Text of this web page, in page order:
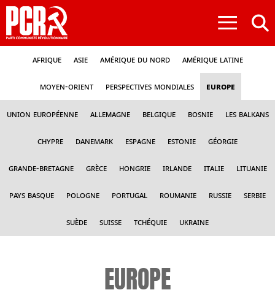
≡
Afrique Asie Amérique du nord Amérique latine
Moyen-Orient Perspectives mondiales Europe
Union Européenne Allemagne Belgique Bosnie Les Balkans
Chypre Danemark Espagne Estonie Géorgie
Grande-Bretagne Grèce Hongrie Irlande Italie Lituanie
Pays Basque Pologne Portugal Roumanie Russie Serbie
Suède Suisse Tchéquie Ukraine
EUROPE